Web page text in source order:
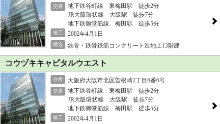
交通
地下鉄谷町線 東梅田駅 徒歩2分
JR大阪環状線 大阪駅 徒歩7分
地下鉄御堂筋線 梅田駅 徒歩5分
竣工 2002年4月1日
構造 鉄骨・鉄骨鉄筋コンクリート造地上13階建
コウヅキキャピタルウエスト
住所 大阪府大阪市北区曽根崎2丁目6番6号
交通
地下鉄谷町線 東梅田駅 徒歩2分
JR大阪環状線 大阪駅 徒歩7分
地下鉄御堂筋線 梅田駅 徒歩5分
竣工 2002年4月1日